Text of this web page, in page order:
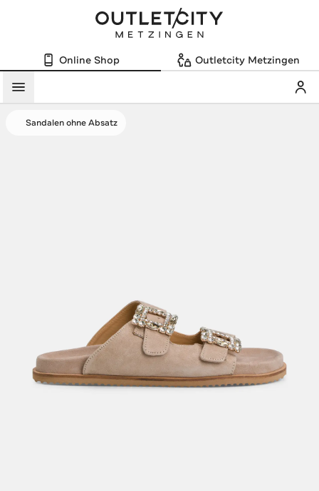
Online Shop Outletcity Metzingen
Menü
Sandalen ohne Absatz